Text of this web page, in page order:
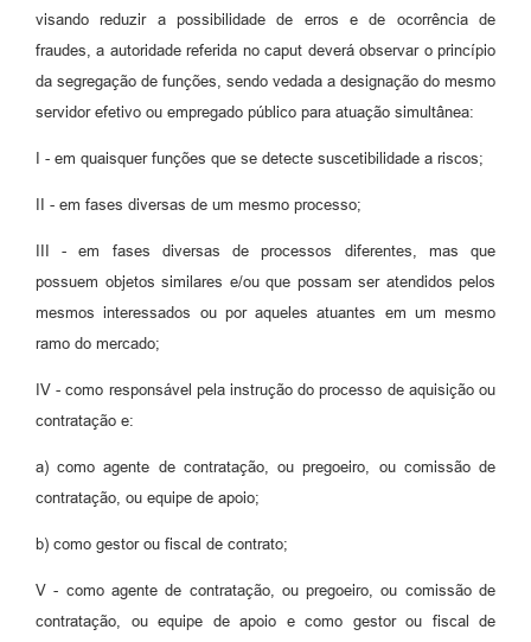
visando reduzir a possibilidade de erros e de ocorrência de
fraudes, a autoridade referida no caput deverá observar o princípio
da segregação de funções, sendo vedada a designação do mesmo
servidor efetivo ou empregado público para atuação simultânea:
I - em quaisquer funções que se detecte suscetibilidade a riscos;
II - em fases diversas de um mesmo processo;
III - em fases diversas de processos diferentes, mas que
possuem objetos similares e/ou que possam ser atendidos pelos
mesmos interessados ou por aqueles atuantes em um mesmo
ramo do mercado;
IV - como responsável pela instrução do processo de aquisição ou
contratação e:
a) como agente de contratação, ou pregoeiro, ou comissão de
contratação, ou equipe de apoio;
b) como gestor ou fiscal de contrato;
V - como agente de contratação, ou pregoeiro, ou comissão de
contratação, ou equipe de apoio e como gestor ou fiscal de